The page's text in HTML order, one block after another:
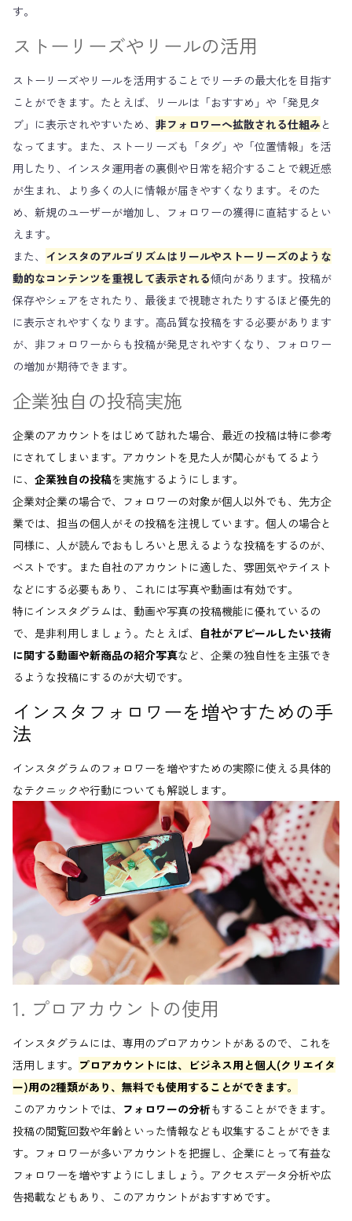
す。
ストーリーズやリールの活用
ストーリーズやリールを活用することでリーチの最大化を目指す
ことができます。たとえば、リールは「おすすめ」や「発見タ
ブ」に表示されやすいため、 非フォロワーへ拡散される仕組み と
なってます。また、ストーリーズも「タグ」や「位置情報」を活
用したり、インスタ運用者の裏側や日常を紹介することで親近感
が生まれ、より多くの人に情報が届きやすくなります。そのた
め、新規のユーザーが増加し、フォロワーの獲得に直結するとい
えます。
また、 インスタのアルゴリズムはリールやストーリーズのような
動的なコンテンツを重視して表示される傾向があります。投稿が
保存やシェアをされたり、最後まで視聴されたりするほど優先的
に表示されやすくなります。高品質な投稿をする必要があります
が、非フォロワーからも投稿が発見されやすくなり、フォロワー
の増加が期待できます。
企業独自の投稿実施
企業のアカウントをはじめて訪れた場合、最近の投稿は特に参考
にされてしまいます。アカウントを見た人が関心がもてるよう
に、 企業独自の投稿を実施するようにします。
企業対企業の場合で、フォロワーの対象が個人以外でも、先方企
業では、担当の個人がその投稿を注視しています。個人の場合と
同様に、人が読んでおもしろいと思えるような投稿をするのが、
ベストです。また自社のアカウントに適した、雰囲気やテイスト
などにする必要もあり、これには写真や動画は有効です。
特にインスタグラムは、動画や写真の投稿機能に優れているの
で、是非利用しましょう。たとえば、 自社がアピールしたい技術
に関する動画や新商品の紹介写真など、企業の独自性を主張でき
るような投稿にするのが大切です。
インスタフォロワーを増やすための手
法
インスタグラムのフォロワーを増やすための実際に使える具体的
なテクニックや行動についても解説します。
1. プロアカウントの使用
インスタグラムには、専用のプロアカウントがあるので、これを
活用します。 プロアカウントには、ビジネス用と個人(クリエイタ
ー)用の2種類があり、無料でも使用することができます。
このアカウントでは、 フォロワーの分析もすることができます。
投稿の閲覧回数や年齢といった情報なども収集することができま
す。フォロワーが多いアカウントを把握し、企業にとって有益な
フォロワーを増やすようにしましょう。アクセスデータ分析や広
告掲載などもあり、このアカウントがおすすめです。